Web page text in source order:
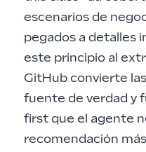
escenarios de
pegados a detalles
este principio al
GitHub convierte
fuente de verdad y
first que el agente
recomendación